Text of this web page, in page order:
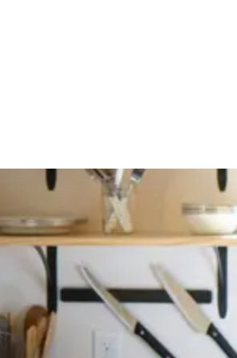
IN 2024 VOOR DÉZE